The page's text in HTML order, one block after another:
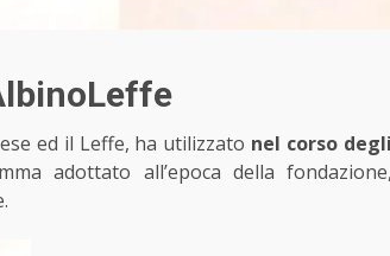
ed il Leffe, ha utilizzato nel corso
adottato all’epoca della